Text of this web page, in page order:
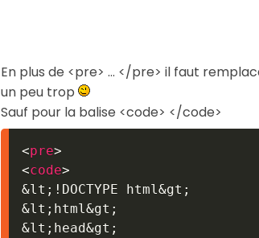
En plus de <pre> ... </pre> il faut
un peu trop
Sauf pour la balise <code> </code>
<pre>
<code>
&lt; !DOCTYPE html &gt;
&lt; html &gt;
&lt; head&gt;